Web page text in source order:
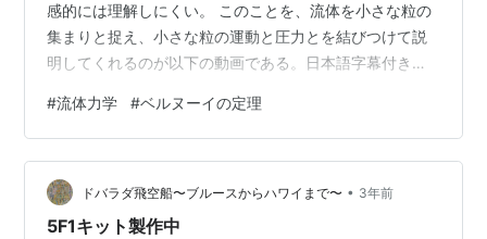
感的には理解しにくい。 このことを、流体を小さな粒の
集まりと捉え、小さな粒の運動と圧力とを結びつけて説
明してくれるのが以下の動画である。日本語字幕付き
に平行な速度成分が大きい粒ほど管の狭い部分に進入し
やすい一方で、管壁に垂直な速度成分が大きい粒ほど管
の狭い部分に進入しにくいということだ。
#流体力学 #ベルヌーイの定理
ドバラダ飛空船〜ブルースからハワイまで〜 • 3年前
5F1キット製作中